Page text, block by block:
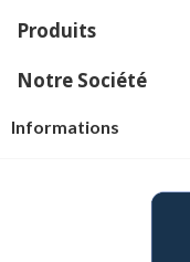
Produits
Notre Société
Informations